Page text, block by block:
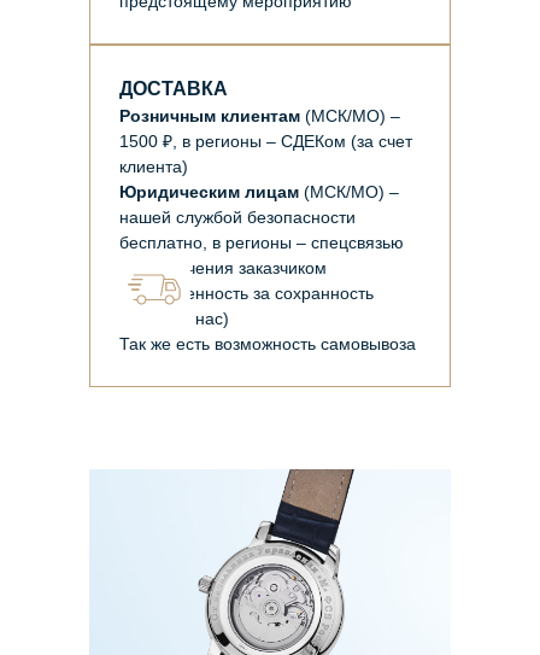
ДОСТАВКА
Розничным клиентам (МСК/МО) –
1500 ₽, в регионы – СДЕКом (за счет
клиента)
Юридическим лицам (МСК/МО) –
нашей службой безопасности
бесплатно, в регионы – спецсвязью
(до получения заказчиком
ответственность за сохранность
лежит на нас)
Так же есть возможность самовывоза